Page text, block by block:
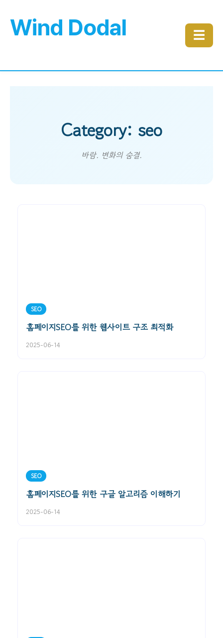
Wind Dodal ☰
Category: seo
바람. 변화의 숨결.
SEO
홈페이지SEO를 위한 웹사이트 구조 최적화
2025-06-14
SEO
홈페이지SEO를 위한 구글 알고리즘 이해하기
2025-06-14